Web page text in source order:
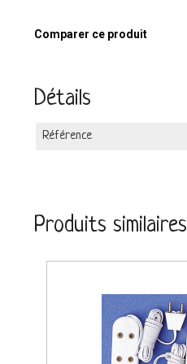
Comparer ce produit
Détails
Référence
Produits similaires